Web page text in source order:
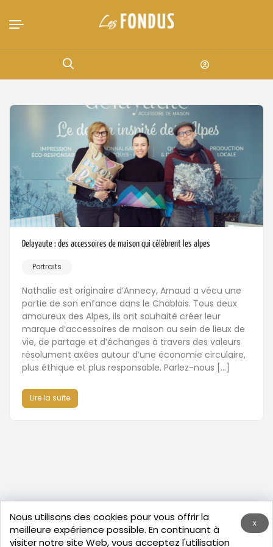
Delayaute : des accessoires de maison qui célèbrent les alpes
Portraits
Nathalie est originaire d’Annecy, Arnaud a vécu une
partie de son enfance dans le Chablais. Tous deux
amoureux des Alpes, ils ont souhaité créer leur
marque d’accessoires de maison au sein de lieux de
vie, de partage et d’échanges à travers des valeurs
résolument axées autour d’une économie circulaire,
plus éthique et plus responsable. Parlez-nous […]
Lire la suite
x
Nous utilisons des cookies pour vous offrir la
meilleure expérience possible. En continuant à
visiter notre site Web, vous acceptez l'utilisation